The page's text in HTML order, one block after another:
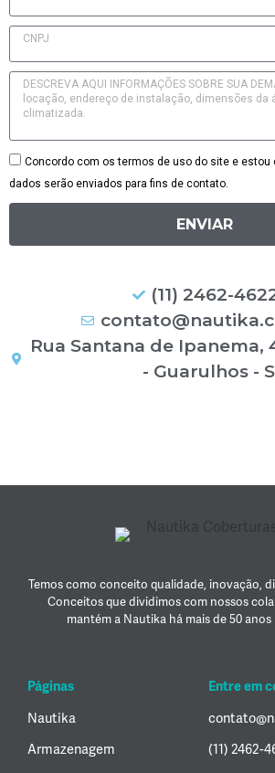
Concordo com os termos de uso do site e estou
dados serão enviados para fins de contato.
ENVIAR
(11) 2462-
Rua Santana de Ipanema,
- Guarulhos -
Temos como conceito qualidade, inovação,
Conceitos que dividimos com nossos
mantém a Nautika há mais de 50
Páginas
Nautika
Armazenagem
Entre em
(11) 2462-